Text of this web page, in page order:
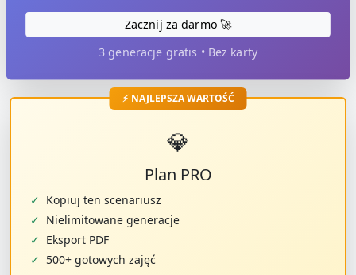
Zacznij za darmo 🚀
3 generacje gratis • Bez karty
⚡ NAJLEPSZA WARTOŚĆ
💎
Plan PRO
✓ Kopiuj ten scenariusz
✓ Nielimitowane generacje
✓ Eksport PDF
✓ 500+ gotowych zajęć